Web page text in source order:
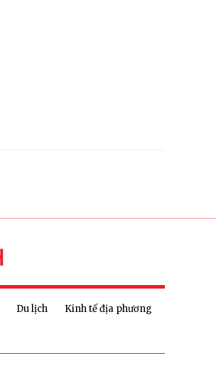
Du lịch
Kinh tế địa phương